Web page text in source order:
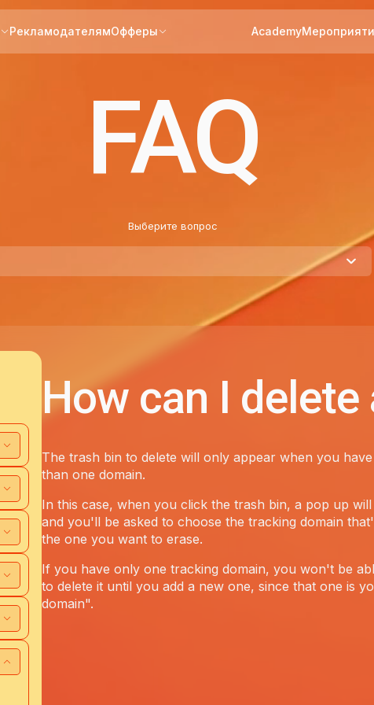
РекламодателямОфферы Academy
FAQ
Выберите вопрос
How can I delete
The trash bin to delete will only appear when you
than one domain.
In this case, when you click the trash bin, a pop up
and you'll be asked to choose the tracking domain
the one you want to erase.
If you have only one tracking domain, you won't be
to delete it until you add a new one, since that one is
domain".